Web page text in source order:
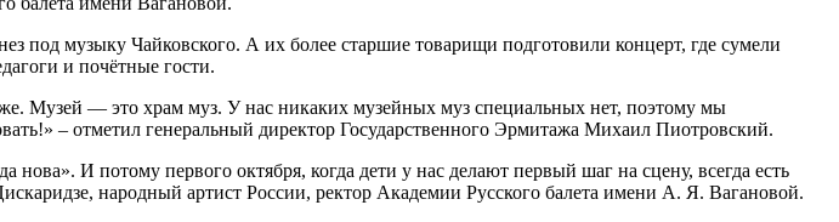
музыку Чайковского. А их более старшие товарищи подготовили концерт, где сумели
и почётные гости.
Музей — это храм муз. У нас никаких музейных муз специальных нет, поэтому мы
– отметил генеральный директор Государственного Эрмитажа Михаил Пиотровский.
нова». И потому первого октября, когда дети у нас делают первый шаг на сцену, всегда есть
народный артист России, ректор Академии Русского балета имени А. Я. Вагановой.